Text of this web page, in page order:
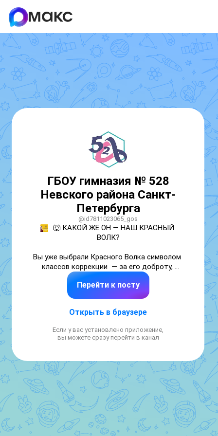
ГБОУ гимназия № 528
Невского района Санкт-
Петербурга
@id7811023065_gos
🐺 КАКОЙ ЖЕ ОН — НАШ КРАСНЫЙ
ВОЛК?
Вы уже выбрали Красного Волка символом
классов коррекции  — за его доброту,
смелость, готовность поддержать и умение
расти на каждом шагу.
Теперь решаем: какой эскиз станет основой
волка!
👉 Просто поставьте под каждым постом с
эскизами Красного Волка **одну реакцию**,
которая соответствует вашему любимому
варианту:
❤️ ⚡ 🔥
❗️ Используйте только эти эмодзи — так мы
Перейти к посту
Открыть в браузере
Если у вас установлено приложение,
вы можете сразу перейти в канал